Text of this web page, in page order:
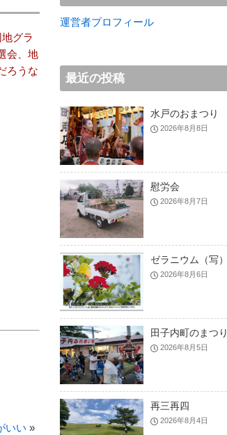
グラ
会、地
ろうな
いい »
運営者プロフィール
最近の投稿
水戸のおまつり
2026年8月8日
慰労会
2026年8月7日
ゼラニウム（写）
2026年8月6日
田子内町のまつり
2026年8月5日
再三再四
2026年8月4日